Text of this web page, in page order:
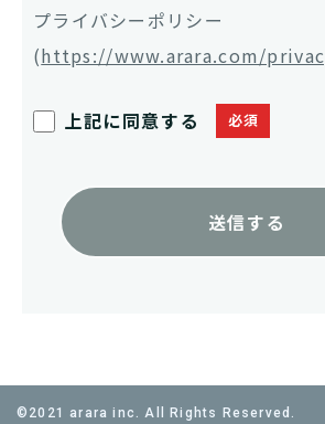
・取得した個人情報は、お問い合
イベントのお知らせ等）の目的で
ます。
・取得した個人情報を第三者へ
・提供いただいた個人情報に関
開示等を求める場合は以下までご
プライバシーポリシー
(https://www.arara.com/
上記に同意する
©2021 arara inc. All Rights Reserved.